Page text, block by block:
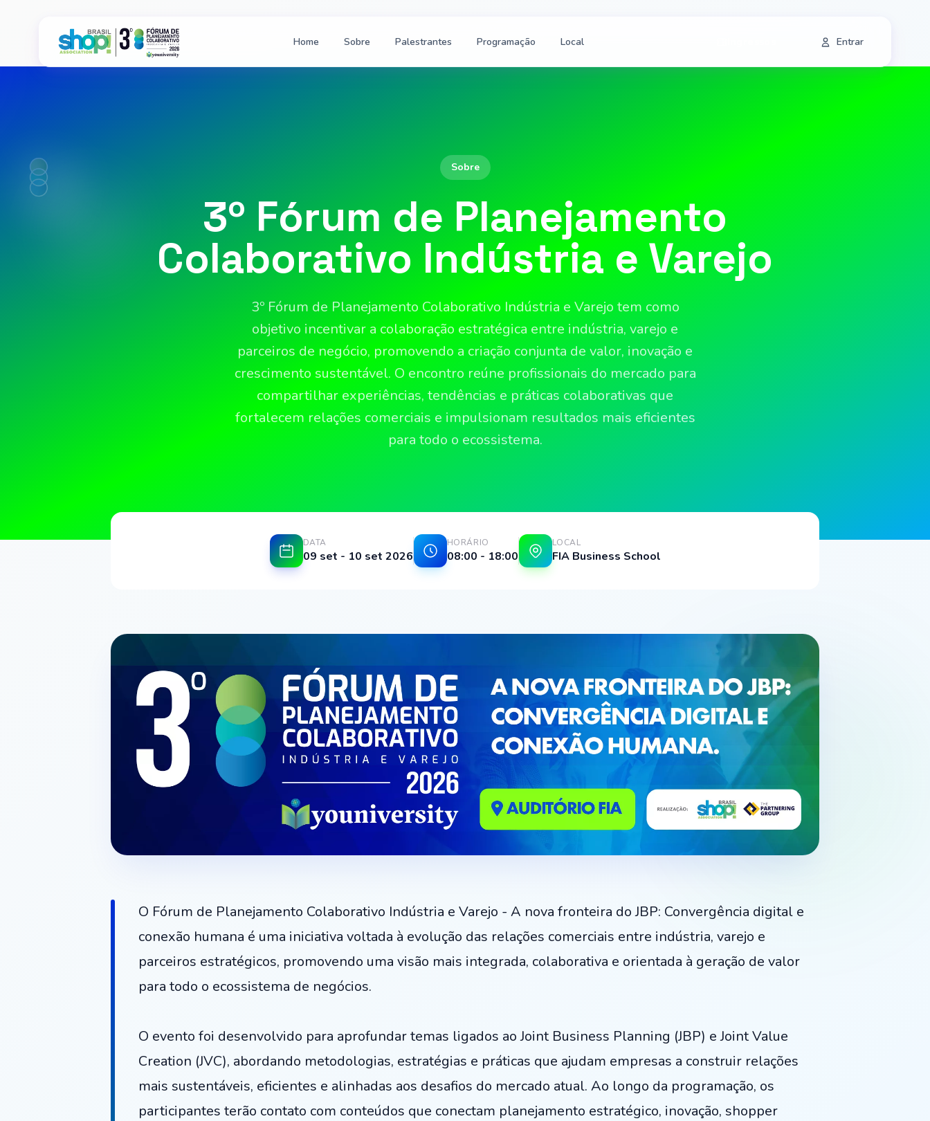
Home Sobre Palestrantes Programação Local Entrar
Sobre
3º Fórum de Planejamento
Colaborativo Indústria e Varejo
3º Fórum de Planejamento Colaborativo Indústria e Varejo tem como
objetivo incentivar a colaboração estratégica entre indústria, varejo e
parceiros de negócio, promovendo a criação conjunta de valor, inovação e
crescimento sustentável. O encontro reúne profissionais do mercado para
compartilhar experiências, tendências e práticas colaborativas que
fortalecem relações comerciais e impulsionam resultados mais eficientes
para todo o ecossistema.
DATA
09 set - 10 set 2026
HORÁRIO
08:00 - 18:00
LOCAL
FIA Business School
O Fórum de Planejamento Colaborativo Indústria e Varejo - A nova fronteira do JBP: Convergência digital e
conexão humana é uma iniciativa voltada à evolução das relações comerciais entre indústria, varejo e
parceiros estratégicos, promovendo uma visão mais integrada, colaborativa e orientada à geração de valor
para todo o ecossistema de negócios.
O evento foi desenvolvido para aprofundar temas ligados ao Joint Business Planning (JBP) e Joint Value
Creation (JVC), abordando metodologias, estratégias e práticas que ajudam empresas a construir relações
mais sustentáveis, eficientes e alinhadas aos desafios do mercado atual. Ao longo da programação, os
participantes terão contato com conteúdos que conectam planejamento estratégico, inovação, shopper